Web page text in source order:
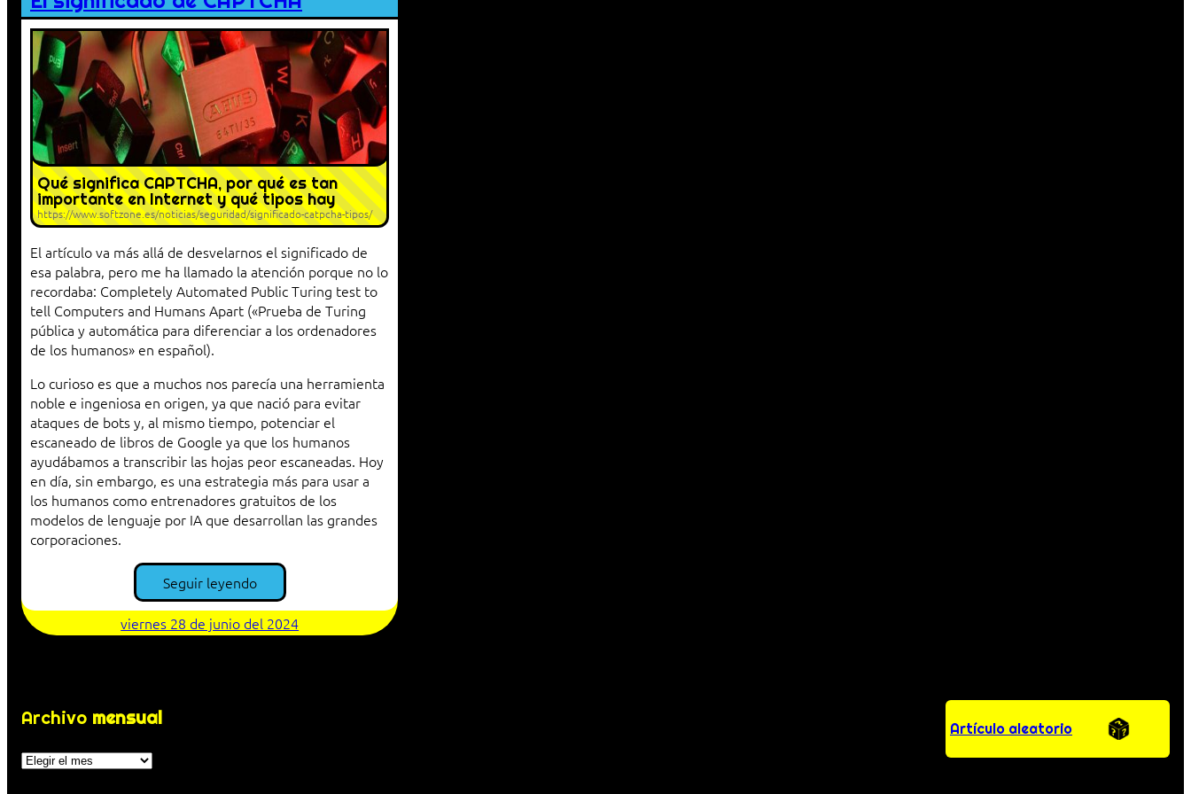
Qué significa CAPTCHA, por qué es tan
importante en Internet y qué tipos hay
https://www.softzone.es/noticias/seguridad/significado-catpcha-tipos/
El artículo va más allá de desvelarnos el significado de
esa palabra, pero me ha llamado la atención porque no lo
recordaba: Completely Automated Public Turing test to
tell Computers and Humans Apart («Prueba de Turing
pública y automática para diferenciar a los ordenadores
de los humanos» en español).
Lo curioso es que a muchos nos parecía una herramienta
noble e ingeniosa en origen, ya que nació para evitar
ataques de bots y, al mismo tiempo, potenciar el
escaneado de libros de Google ya que los humanos
ayudábamos a transcribir las hojas peor escaneadas. Hoy
en día, sin embargo, es una estrategia más para usar a
los humanos como entrenadores gratuitos de los
modelos de lenguaje por IA que desarrollan las grandes
corporaciones.
Seguir leyendo
viernes 28 de junio del 2024
Archivo mensual
Archivos
Artículo aleatorio